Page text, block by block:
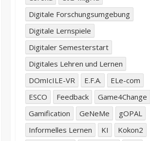
Digitale Forschungsumgebung
Digitale Lernspiele
Digitaler Semesterstart
Digitales Lehren und Lernen
DOmIcILE-VR
E.F.A.
ELe-com
ESCO
Feedback
Game4Change
Gamification
GeNeMe
gOPAL
Informelles Lernen
KI
Kokon2